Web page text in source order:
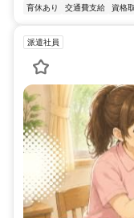
育休あり
交通費支給 資格
派遣社員